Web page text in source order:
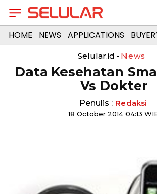
HOME NEWS APPLICATIONS
Selular.id - News
Data Kesehatan
Vs Dokter
Penulis : Redaksi
18 October 2014 04:13